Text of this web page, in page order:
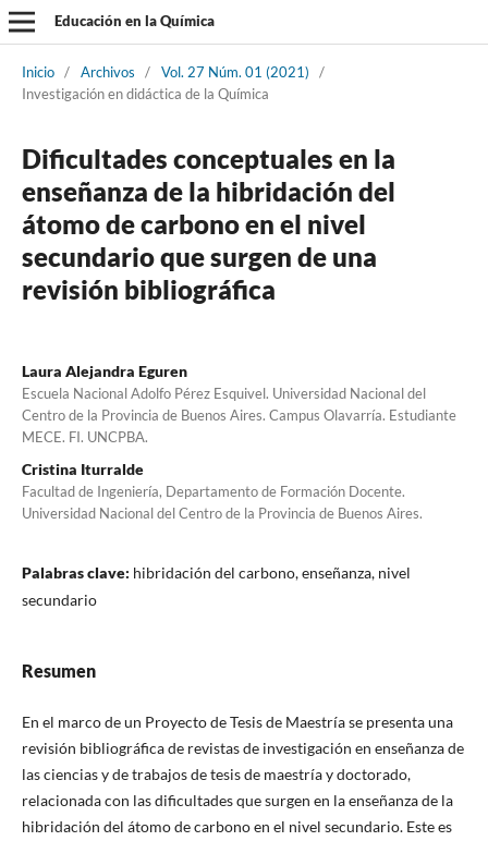
Educación en la Química
Inicio / Archivos / Vol. 27 Núm. 01 (2021)
/
Investigación en didáctica de la Química
Dificultades conceptuales en la
enseñanza de la hibridación del
átomo de carbono en el nivel
secundario que surgen de una
revisión bibliográfica
Laura Alejandra Eguren
Escuela Nacional Adolfo Pérez Esquivel. Universidad Nacional del
Centro de la Provincia de Buenos Aires. Campus Olavarría. Estudiante
MECE. FI. UNCPBA.
Cristina Iturralde
Facultad de Ingeniería, Departamento de Formación Docente.
Universidad Nacional del Centro de la Provincia de Buenos Aires.
Palabras clave: hibridación del carbono, enseñanza, nivel
secundario
Resumen
En el marco de un Proyecto de Tesis de Maestría se presenta una
revisión bibliográfica de revistas de investigación en enseñanza de
las ciencias y de trabajos de tesis de maestría y doctorado,
relacionada con las dificultades que surgen en la enseñanza de la
hibridación del átomo de carbono en el nivel secundario. Este es